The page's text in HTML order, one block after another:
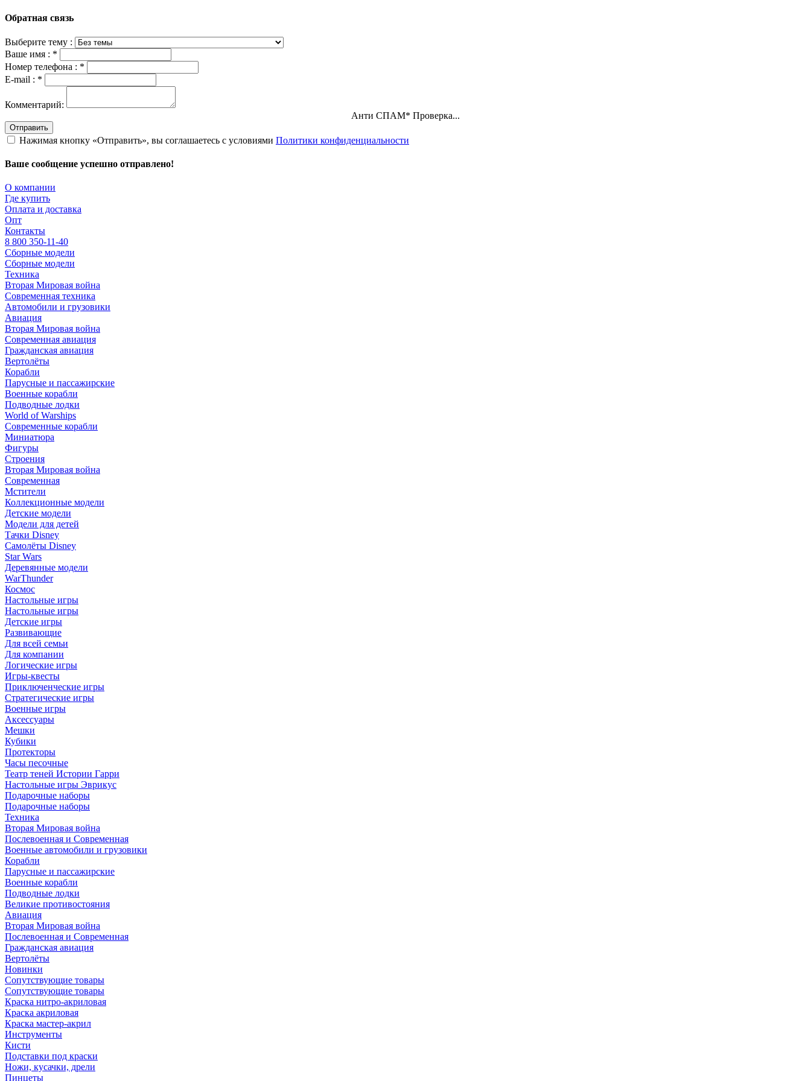
Обратная связь
Выберите тему :
Ваше имя : *
Номер телефона : *
E-mail : *
Комментарий:
Анти СПАМ* Проверка пройдена
Отправить
Нажимая кнопку «Отправить», вы соглашаетесь с условиями Политики конфиденциальности
Ваше сообщение успешно отправлено!
О компании
Где купить
Оплата и доставка
Опт
Контакты
8 800 350-11-40
Сборные модели
Сборные модели
Техника
Вторая Мировая война
Современная техника
Автомобили и грузовики
Авиация
Вторая Мировая война
Современная авиация
Гражданская авиация
Вертолёты
Корабли
Парусные и пассажирские
Военные корабли
Подводные лодки
World of Warships
Современные корабли
Миниатюра
Фигуры
Строения
Вторая Мировая война
Современная
Мстители
Коллекционные модели
Детские модели
Модели для детей
Тачки Disney
Самолёты Disney
Star Wars
Деревянные модели
WarThunder
Космос
Настольные игры
Настольные игры
Детские игры
Развивающие
Для всей семьи
Для компании
Логические игры
Игры-квесты
Приключенческие игры
Стратегические игры
Военные игры
Аксессуары
Мешки
Кубики
Протекторы
Часы песочные
Театр теней Истории Гарри
Настольные игры Эврикус
Подарочные наборы
Подарочные наборы
Техника
Вторая Мировая война
Послевоенная и Современная
Военные автомобили и грузовики
Корабли
Парусные и пассажирские
Военные корабли
Подводные лодки
Великие противостояния
Авиация
Вторая Мировая война
Послевоенная и Современная
Гражданская авиация
Вертолёты
Новинки
Сопутствующие товары
Сопутствующие товары
Краска нитро-акриловая
Краска акриловая
Краска мастер-акрил
Инструменты
Кисти
Подставки под краски
Ножи, кусачки, дрели
Пинцеты